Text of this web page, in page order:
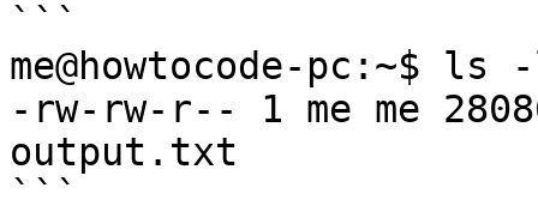
```
me@howtocode-
-rw-rw-r-- 1 me me
output.txt
```